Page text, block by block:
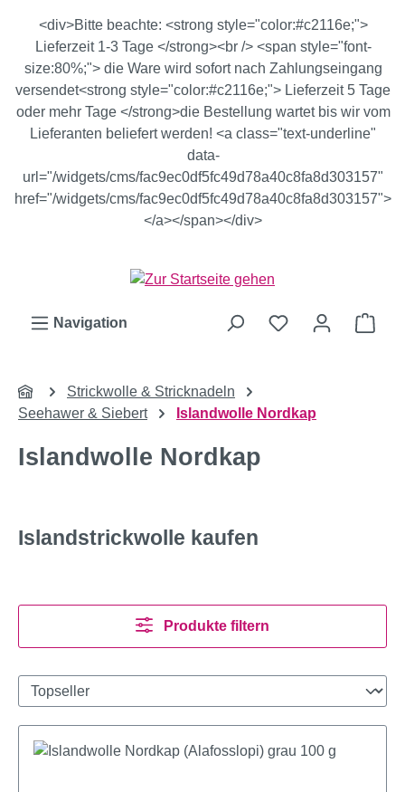
Zum Hauptinhalt springen
<div>Bitte beachte: <strong style="color:#c2116e;">
Lieferzeit 1-3 Tage </strong><br /> <span style="font-
size:80%;"> die Ware wird sofort nach Zahlungseingang
versendet<strong style="color:#c2116e;"> Lieferzeit 5 Tage
oder mehr Tage </strong>die Bestellung wartet bis wir vom
Lieferanten beliefert werden! <a class="text-underline"
data-
url="/widgets/cms/fac9ec0df5fc49d78a40c8fa8d303157"
href="/widgets/cms/fac9ec0df5fc49d78a40c8fa8d303157">
</a></span></div>
Navigation
Strickwolle & Stricknadeln
Seehawer & Siebert
Islandwolle Nordkap
Islandwolle Nordkap
Islandstrickwolle kaufen
Produkte filtern